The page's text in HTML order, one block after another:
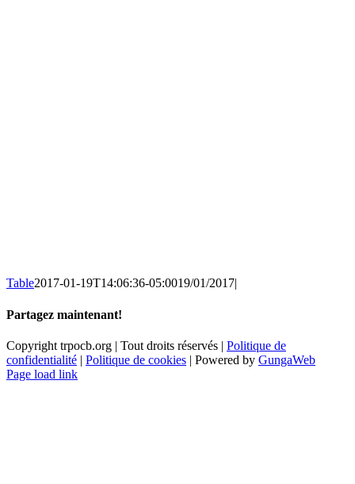
Table2017-01-19T14:06:36-05:0019/01/2017|
Partagez maintenant!
Facebook
X
Email
Copyright trpocb.org | Tout droits réservés | Politique de
confidentialité | Politique de cookies | Powered by GungaWeb
Page load link